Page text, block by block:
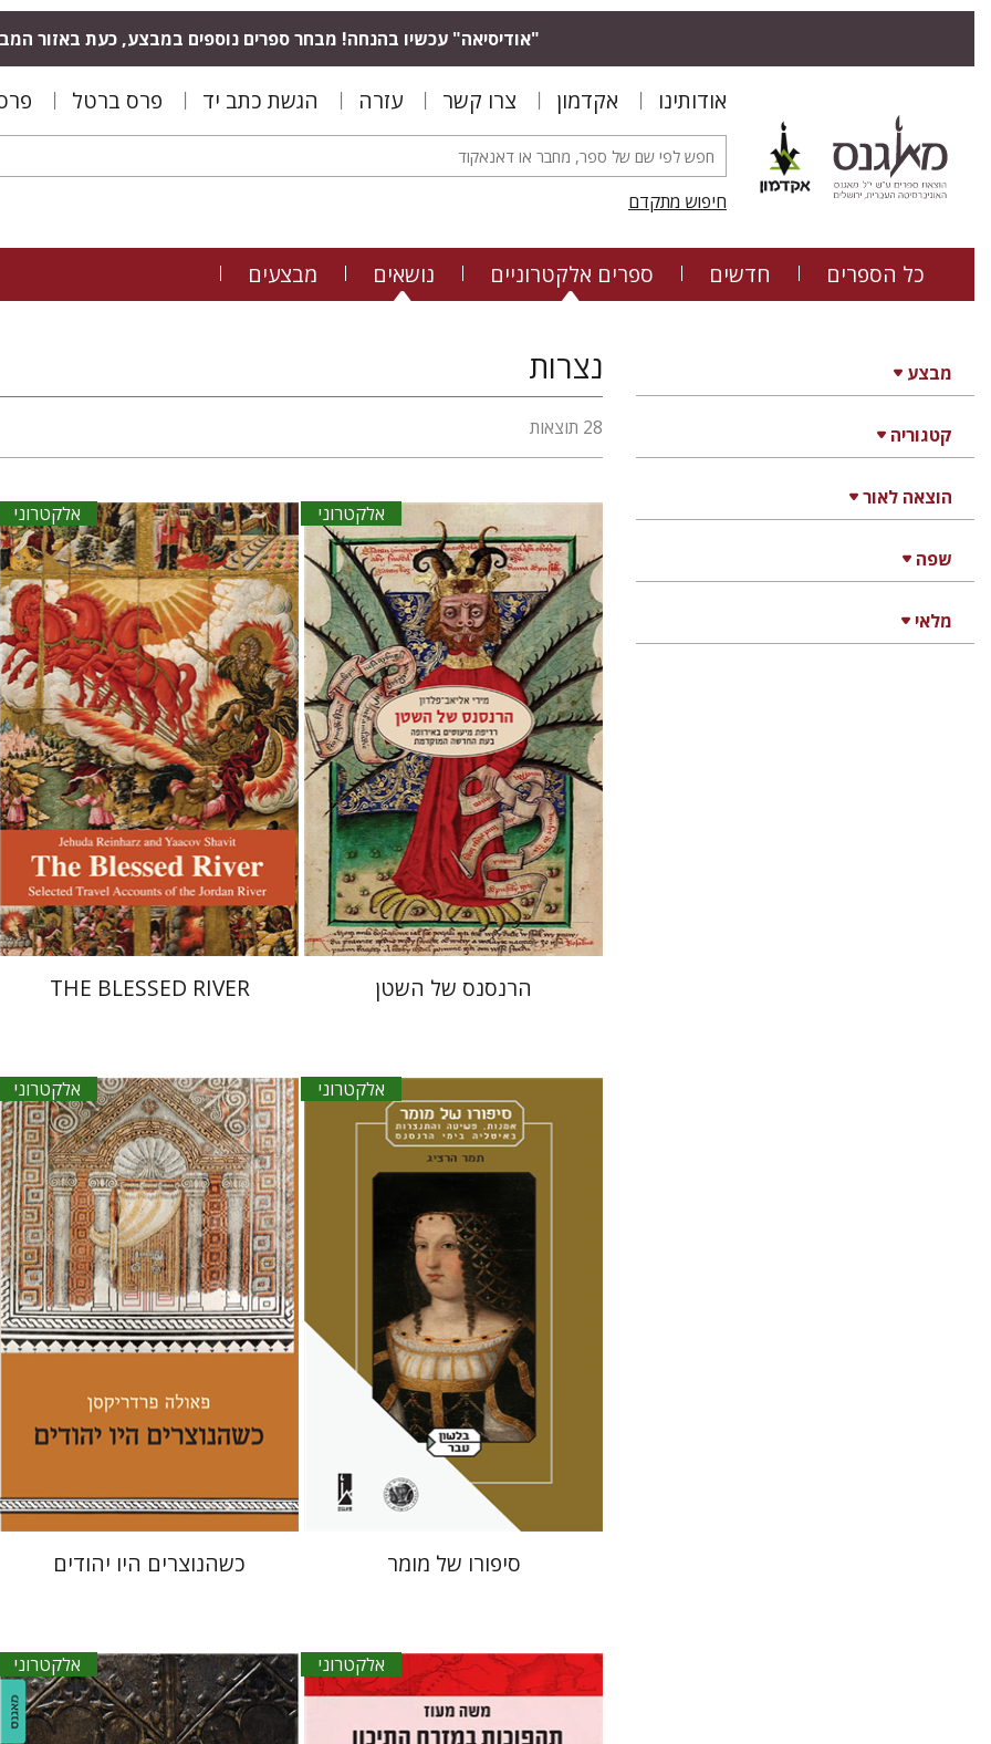
"אודיסיאה" עכשיו בהנחה! מבחר ספרים נוספים במבצע, כעת באזור
אודותינו אקדמון צרו קשר עזרה הגשת כתב יד פרס ברטל
חיפוש מתקדם
כל הספרים חדשים ספרים אלקטרוניים נושאים מבצעים
מבצע
קטגוריה
הוצאה לאור
שפה
מלאי
נצרות
28 תוצאות
אלקטרוני
מירי אליאב-פלדון
הנחת אתר ספר אלקטרוני
$23
הרנסנס של השטן
אלקטרוני
יעקב שביט יהודה ריינהרץ
הנחת אתר ספר אלקטרוני
$20
THE BLESSED RIVER
אלקטרוני
תמר הרציג
אמוץ גלעדי
הנחת אתר ספר אלקטרוני
$30
סיפורו של מומר
אלקטרוני
פאולה פרדריקסן
יפתח בריל
הנחת אתר ספר אלקטרוני
כשהנוצרים היו יהודים
אלקטרוני אלקטרוני
שלום צדיק